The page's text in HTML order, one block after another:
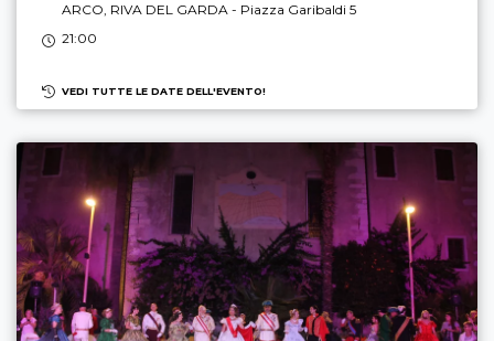
ARCO, RIVA DEL GARDA - Piazza Garibaldi 5
21:00
VEDI TUTTE LE DATE DELL'EVENTO!